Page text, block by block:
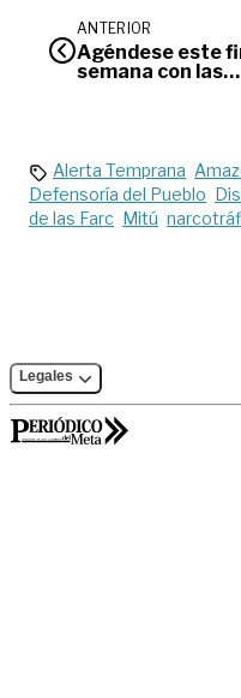
ANTERIOR
Agéndese este
semana con las
Alerta Temprana
Defensoría del Pueblo
de las Farc
Mitú
Legales